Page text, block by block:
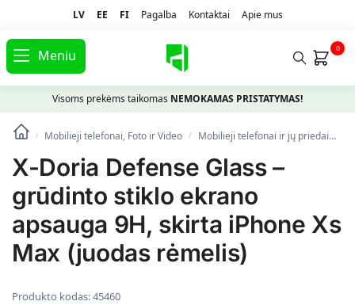
LV EE FI Pagalba Kontaktai Apie mus
Meniu 0
Visoms prekėms taikomas NEMOKAMAS PRISTATYMAS!
/ Mobilieji telefonai, Foto ir Video / Mobilieji telefonai ir jų priedai
X-Doria Defense Glass –
grūdinto stiklo ekrano
apsauga 9H, skirta iPhone Xs
Max (juodas rėmelis)
Produkto kodas:45460